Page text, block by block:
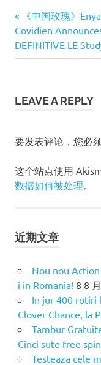
珍珠港事件纪念
馆 USS Arizona
文
章
航
Previous
Post:
《中国玫瑰》Enya
Next
Post:
Covidien
DEFINITIVE LE
LEAVE A REPLY
要发表评论，您必
这个站点使用
数据如何被处理
近期文章
Nou nou
i in Romania! 8 8
In jur 400 rotiri
Clover Chance, la
Tambur
Cinci sute free
Testeaza cele